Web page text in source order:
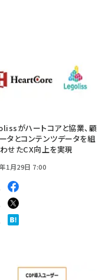
がハートコアと協業、顧
タとコンテンツデータを組
せたCX向上を実現
1月29日 7:00